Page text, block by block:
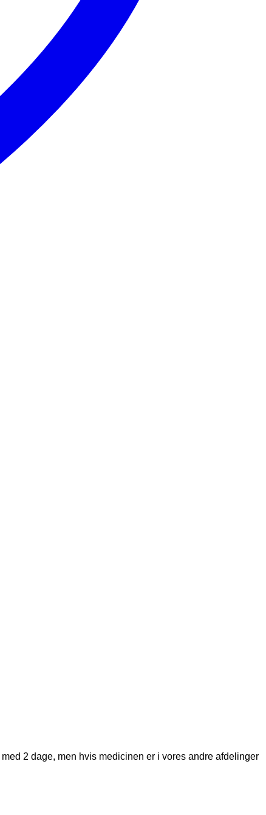
2 dage, men hvis medicinen er i vores andre afdelinger